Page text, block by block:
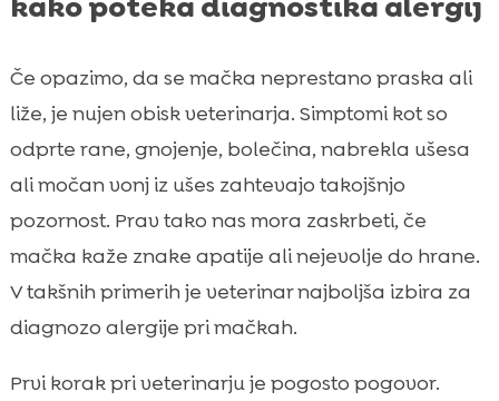
Če opazimo, da se mačka neprestano praska ali
liže, je nujen obisk veterinarja. Simptomi kot so
odprte rane, gnojenje, bolečina, nabrekla ušesa
ali močan vonj iz ušes zahtevajo takojšnjo
pozornost. Prav tako nas mora zaskrbeti, če
mačka kaže znake apatije ali nejevolje do hrane.
V takšnih primerih je veterinar najboljša izbira za
diagnozo alergije pri mačkah.
Prvi korak pri veterinarju je pogosto pogovor.